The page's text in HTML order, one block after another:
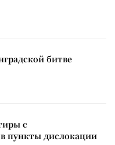
битве
с
пункты дислокации